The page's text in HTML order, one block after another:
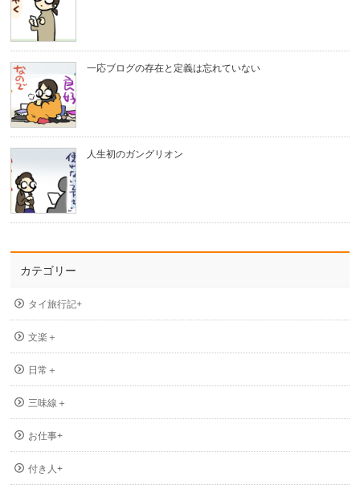
一応ブログの存在と定義は忘れていない
人生初のガングリオン
カテゴリー
タイ旅行記+
文楽＋
日常＋
三味線＋
お仕事+
付き人+